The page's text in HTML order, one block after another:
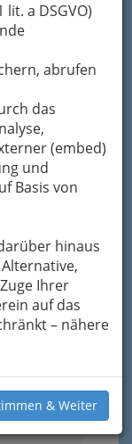
a DSGVO)
abrufen
das
(embed)
und
Basis von
hinaus
Alternative,
Ihrer
auf das
– nähere
& Weiter
3
4